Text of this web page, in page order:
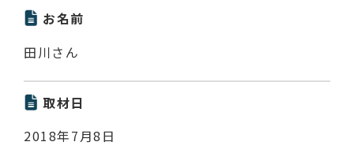
お名前
田川さん
取材日
2018年7月8日